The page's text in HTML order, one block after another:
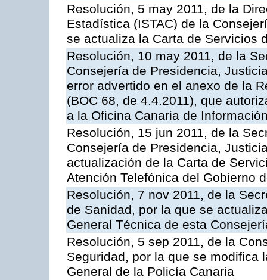
Resolución, 5 may 2011, de la
Estadística (ISTAC) de la
se actualiza la Carta de Servicios
Resolución, 10 may 2011, de la
Consejería de Presidencia,
error advertido en el anexo de la
(BOC 68, de 4.4.2011), que
a la Oficina Canaria de
Resolución, 15 jun 2011, de la
Consejería de Presidencia,
actualización de la Carta de
Atención Telefónica del Gobierno
Resolución, 7 nov 2011, de la
de Sanidad, por la que se
General Técnica de esta
Resolución, 5 sep 2011, de la
Seguridad, por la que se modifica
General de la Policía Canaria